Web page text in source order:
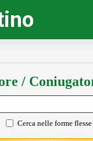
/
Cerca nelle forme flesse